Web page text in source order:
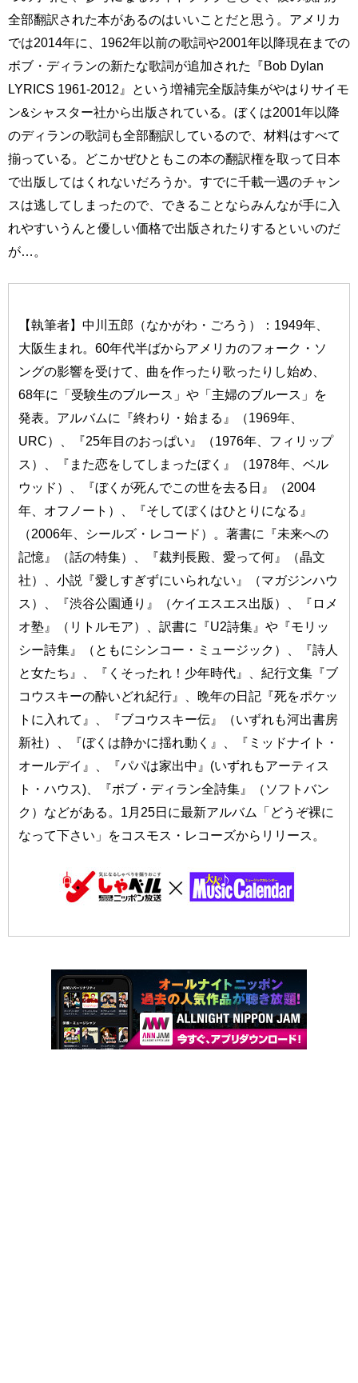
全部翻訳された本があるのはいいことだと思う。アメリカ
では2014年に、1962年以前の歌詞や2001年以降現在までの
ボブ・ディランの新たな歌詞が追加された『Bob Dylan
LYRICS 1961-2012』という増補完全版詩集がやはりサイモ
ン&シャスター社から出版されている。ぼくは2001年以降
のディランの歌詞も全部翻訳しているので、材料はすべて
揃っている。どこかぜひともこの本の翻訳権を取って日本
で出版してはくれないだろうか。すでに千載一遇のチャン
スは逃してしまったので、できることならみんなが手に入
れやすいうんと優しい価格で出版されたりするといいのだ
が…。
【執筆者】中川五郎（なかがわ・ごろう）：1949年、
大阪生まれ。60年代半ばからアメリカのフォーク・ソ
ングの影響を受けて、曲を作ったり歌ったりし始め、
68年に「受験生のブルース」や「主婦のブルース」を
発表。アルバムに『終わり・始まる』（1969年、
URC）、『25年目のおっぱい』（1976年、フィリップ
ス）、『また恋をしてしまったぼく』（1978年、ベル
ウッド）、『ぼくが死んでこの世を去る日』（2004
年、オフノート）、『そしてぼくはひとりになる』
（2006年、シールズ・レコード）。著書に『未来への
記憶』（話の特集）、『裁判長殿、愛って何』（晶文
社）、小説『愛しすぎずにいられない』（マガジンハウ
ス）、『渋谷公園通り』（ケイエスエス出版）、『ロメ
オ塾』（リトルモア）、訳書に『U2詩集』や『モリッ
シー詩集』（ともにシンコー・ミュージック）、『詩人
と女たち』、『くそったれ！少年時代』、紀行文集『ブ
コウスキーの酔いどれ紀行』、晩年の日記『死をポケッ
トに入れて』、『ブコウスキー伝』（いずれも河出書房
新社）、『ぼくは静かに揺れ動く』、『ミッドナイト・
オールデイ』、『パパは家出中』(いずれもアーティス
ト・ハウス)、『ボブ・ディラン全詩集』（ソフトバン
ク）などがある。1月25日に最新アルバム「どうぞ裸に
なって下さい」をコスモス・レコーズからリリース。